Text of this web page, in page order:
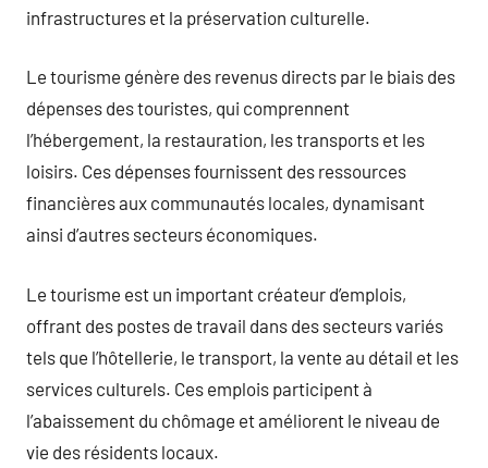
infrastructures et la préservation culturelle.
Le tourisme génère des revenus directs par le biais des
dépenses des touristes, qui comprennent
l’hébergement, la restauration, les transports et les
loisirs. Ces dépenses fournissent des ressources
financières aux communautés locales, dynamisant
ainsi d’autres secteurs économiques.
Le tourisme est un important créateur d’emplois,
offrant des postes de travail dans des secteurs variés
tels que l’hôtellerie, le transport, la vente au détail et les
services culturels. Ces emplois participent à
l’abaissement du chômage et améliorent le niveau de
vie des résidents locaux.